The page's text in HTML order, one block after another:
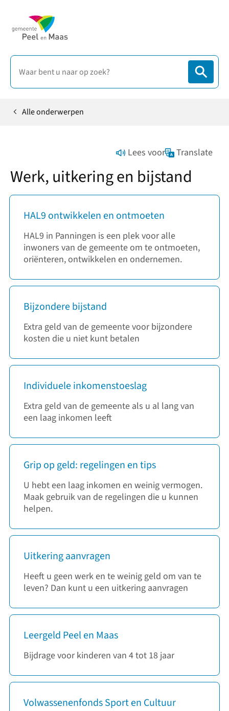
HomeAlle onderwerpen
Lees voor Translate
Werk, uitkering en bijstand
HAL9 ontwikkelen en ontmoeten
HAL9 in Panningen is een plek voor alle
inwoners van de gemeente om te ontmoeten,
oriënteren, ontwikkelen en ondernemen.
Bijzondere bijstand
Extra geld van de gemeente voor bijzondere
kosten die u niet kunt betalen
Individuele inkomenstoeslag
Extra geld van de gemeente als u al lang van
een laag inkomen leeft
Grip op geld: regelingen en tips
U hebt een laag inkomen en weinig vermogen.
Maak gebruik van de regelingen die u kunnen
helpen.
Uitkering aanvragen
Heeft u geen werk en te weinig geld om van te
leven? Dan kunt u een uitkering aanvragen
Leergeld Peel en Maas
Bijdrage voor kinderen van 4 tot 18 jaar
Volwassenenfonds Sport en Cultuur